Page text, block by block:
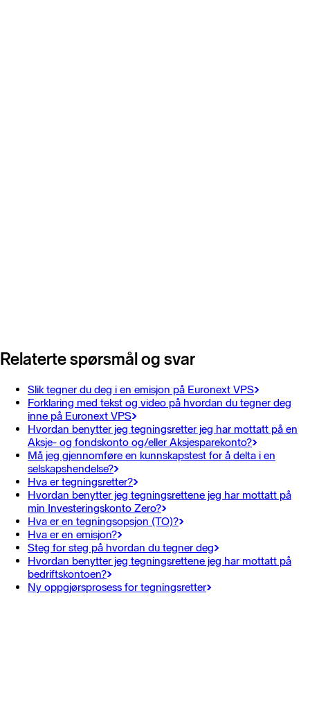
Relaterte spørsmål og svar
Slik tegner du deg i en emisjon på Euronext VPS
Forklaring med tekst og video på hvordan du tegner deg
inne på Euronext VPS
Hvordan benytter jeg tegningsretter jeg har mottatt på en
Aksje- og fondskonto og/eller Aksjesparekonto?
Må jeg gjennomføre en kunnskapstest for å delta i en
selskapshendelse?
Hva er tegningsretter?
Hvordan benytter jeg tegningsrettene jeg har mottatt på
min Investeringskonto Zero?
Hva er en tegningsopsjon (TO)?
Hva er en emisjon?
Steg for steg på hvordan du tegner deg
Hvordan benytter jeg tegningsrettene jeg har mottatt på
bedriftskontoen?
Ny oppgjørsprosess for tegningsretter